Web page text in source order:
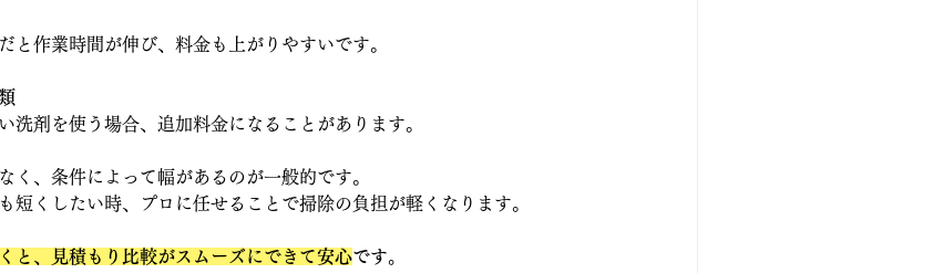
と作業時間が伸び、料金も上がりやすいです。
洗剤を使う場合、追加料金になることがあります。
く、条件によって幅があるのが一般的です。
短くしたい時、プロに任せることで掃除の負担が軽くなります。
と、見積もり比較がスムーズにできて安心です。